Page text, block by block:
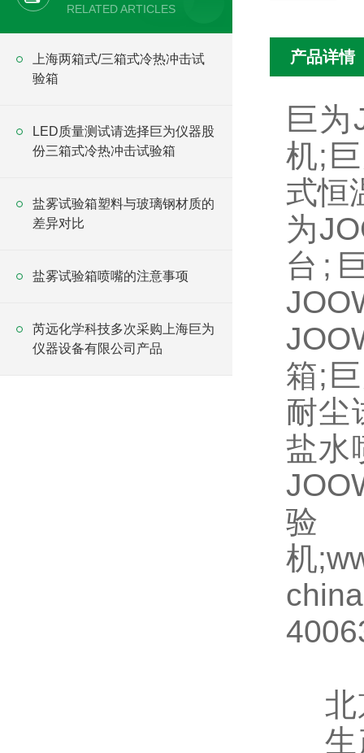
RELATED ARTICLES
上海两箱式/三箱式冷热冲击试
验箱
LED质量测试请选择巨为仪器股
份三箱式冷热冲击试验箱
盐雾试验箱塑料与玻璃钢材质的
差异对比
盐雾试验箱喷嘴的注意事项
芮远化学科技多次采购上海巨为
仪器设备有限公司产品
产品详情
巨为
机;
式恒
为
台;
箱;
耐尘
盐水
验
机